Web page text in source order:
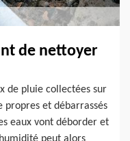
de nettoyer
de pluie collectées sur
propres et débarrassés
eaux vont déborder et